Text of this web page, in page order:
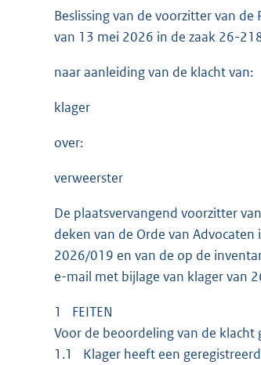
Beslissing van de voorzitter van
van 13 mei 2026 in de zaak 26-
naar aanleiding van de klacht van:
klager
over:
verweerster
De plaatsvervangend voorzitter
deken van de Orde van
2026/019 en van de op de
e-mail met bijlage van klager van
1 FEITEN
Voor de beoordeling van de
1.1 Klager heeft een